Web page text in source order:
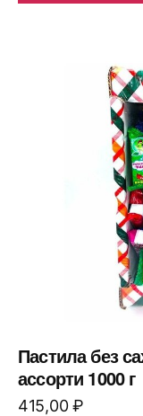
Пастила без
ассорти 1000 г
415,00₽